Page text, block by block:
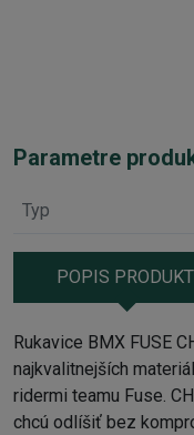
Parametre
Typ
POPIS
Rukavice BMX FUSE
najkvalitnejších
ridermi teamu Fuse.
chcú odlíšiť bez